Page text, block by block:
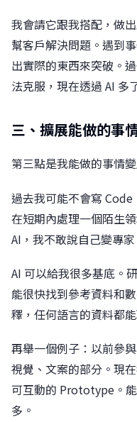
我會請它跟我搭配，做
幫客戶解決問題。遇到
出實際的東西來突破。
法克服，現在透過 AI 多
三、擴展能做的事
第三點是我能做的事情
過去我可能不會寫
在短期內處理一個陌生
AI，我不敢說自己變專
AI 可以給我很多基底。
能很快找到參考資料和
釋，任何語言的資料都
再舉一個例子：以前參
視覺、文案的部分。現
可互動的 Prototype。
多。